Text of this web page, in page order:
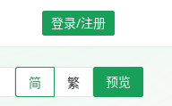
登录/注册
简 繁 预览